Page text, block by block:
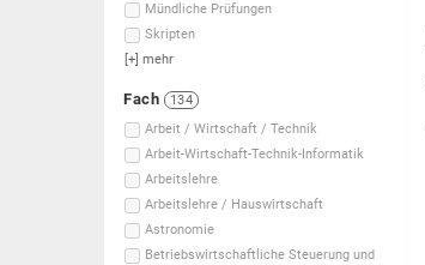
Mündliche Prüfungen
Skripten
[+] mehr
Fach
134
Arbeit / Wirtschaft / Technik
Arbeit-Wirtschaft-Technik-Informatik
Arbeitslehre
Arbeitslehre / Hauswirtschaft
Astronomie
Betriebswirtschaftliche Steuerung und